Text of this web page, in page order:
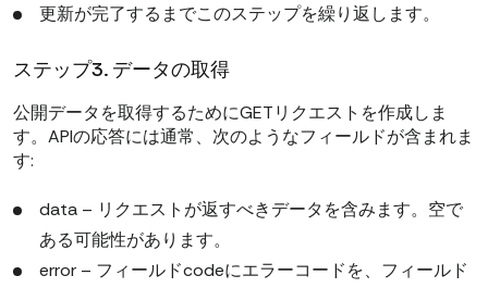
更新が完了するまでこのステップを繰り返します。
ステップ3. データの取得
公開データを取得するためにGETリクエストを作成しま
す。APIの応答には通常、次のようなフィールドが含まれま
す:
data – リクエストが返すべきデータを含みます。空で
ある可能性があります。
error – フィールドcodeにエラーコードを、フィールド